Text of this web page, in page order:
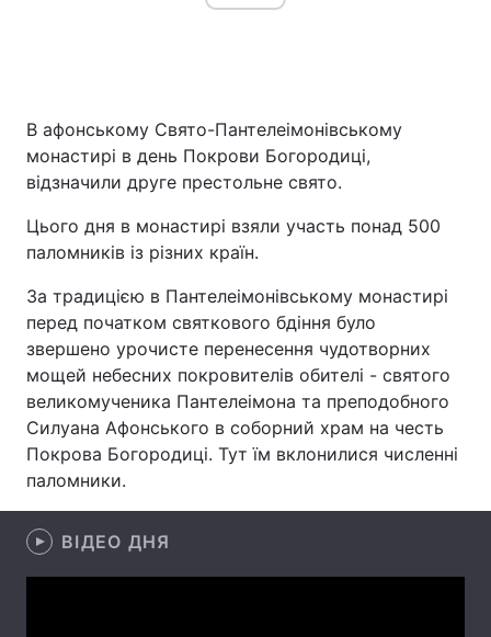
Головна Війна
Політика
Економіка Світ
Спорт Наука
Техно і зв'язок Лайт
Зброя
Здоров'я
Цікавинки Погода
В афонському Свято-Пантелеімонівському
монастирі в день Покрови Богородиці,
відзначили друге престольне свято.
Цього дня в монастирі взяли участь понад 500
паломників із різних країн.
За традицією в Пантелеімонівському монастирі
перед початком святкового бдіння було
звершено урочисте перенесення чудотворних
мощей небесних покровителів обителі - святого
великомученика Пантелеімона та преподобного
Силуана Афонського в соборний храм на честь
Покрова Богородиці. Тут їм вклонилися численні
паломники.
ВІДЕО ДНЯ